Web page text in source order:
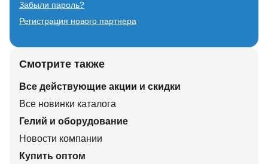
Забыли пароль?
Регистрация нового партнера
Смотрите также
Все действующие акции и скидки
Все новинки каталога
Гелий и оборудование
Новости компании
Купить оптом